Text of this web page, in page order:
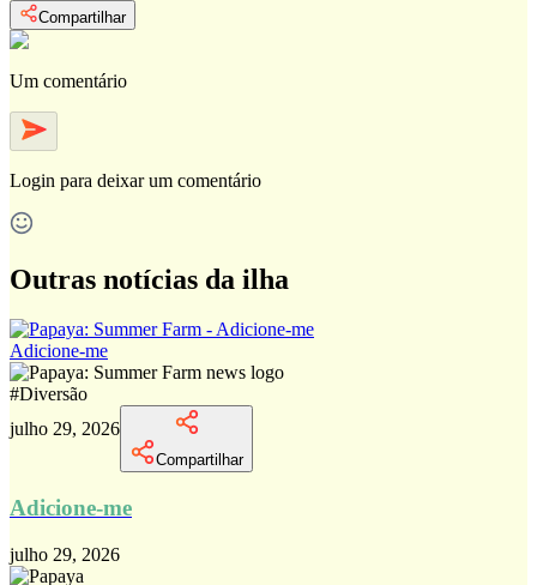
Compartilhar
Um comentário
Login para deixar um comentário
Outras notícias da ilha
Adicione-me
#Diversão
julho 29, 2026
Compartilhar
Adicione-me
julho 29, 2026